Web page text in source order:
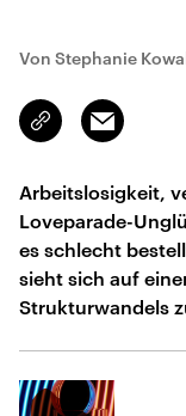
Von Stephanie
Link
kopieren/teilen
Email
Arbeitslosigkeit,
Loveparade-
es schlecht
sieht sich auf
Strukturwandels